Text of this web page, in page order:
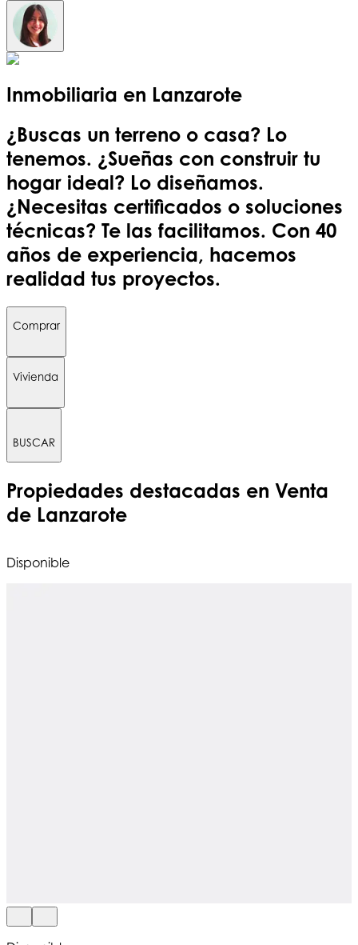
Inmobiliaria en Lanzarote
¿Buscas un terreno o casa? Lo
tenemos. ¿Sueñas con construir tu
hogar ideal? Lo diseñamos.
¿Necesitas certificados o soluciones
técnicas? Te las facilitamos. Con 40
años de experiencia, hacemos
realidad tus proyectos.
Comprar
Vivienda
BUSCAR
Propiedades destacadas en Venta
de Lanzarote
Disponible